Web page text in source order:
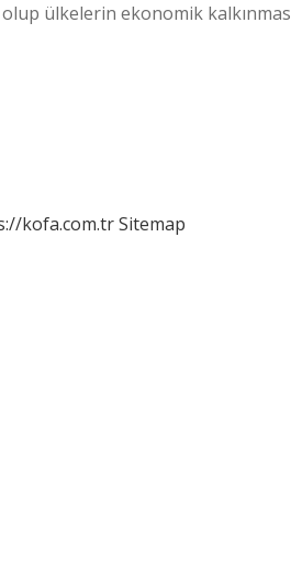
ülkelerin ekonomik
kofa.com.trSitemap